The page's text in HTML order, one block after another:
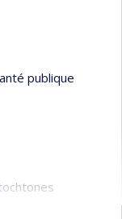
publique